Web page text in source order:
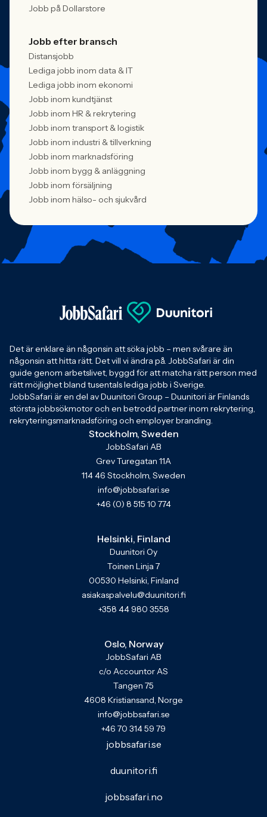
Jobb på Dollarstore
Jobb efter bransch
Distansjobb
Lediga jobb inom data & IT
Lediga jobb inom ekonomi
Jobb inom kundtjänst
Jobb inom HR & rekrytering
Jobb inom transport & logistik
Jobb inom industri & tillverkning
Jobb inom marknadsföring
Jobb inom bygg & anläggning
Jobb inom försäljning
Jobb inom hälso- och sjukvård
Det är enklare än någonsin att söka jobb – men svårare än
någonsin att hitta rätt. Det vill vi ändra på. JobbSafari är din
guide genom arbetslivet, byggd för att matcha rätt person med
rätt möjlighet bland tusentals lediga jobb i Sverige.
JobbSafari är en del av Duunitori Group – Duunitori är Finlands
största jobbsökmotor och en betrodd partner inom rekrytering,
rekryteringsmarknadsföring och employer branding.
Stockholm, Sweden
JobbSafari AB
Grev Turegatan 11A
114 46 Stockholm, Sweden
info@jobbsafari.se
+46 (0) 8 515 10 774
Helsinki, Finland
Duunitori Oy
Toinen Linja 7
00530 Helsinki, Finland
asiakaspalvelu@duunitori.fi
+358 44 980 3558
Oslo, Norway
JobbSafari AB
c/o Accountor AS
Tangen 75
4608 Kristiansand, Norge
info@jobbsafari.se
+46 70 314 59 79
jobbsafari.se
duunitori.fi
jobbsafari.no